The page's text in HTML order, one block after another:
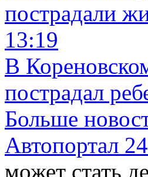
пострадали
13:19
В
пострадал
Больше
Автопортал
может стать